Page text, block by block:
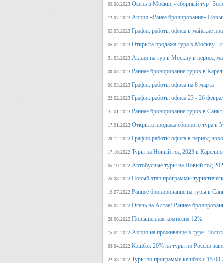
09.08.2023 Осень в Москве - сборный тур
12.07.2023 Акция «Ранее бронирование»
05.05.2023 График работы офиса в майские
06.04.2023 Открыта продажа тура в Москву -
31.03.2023 Акция на тур в Москву в период
09.03.2023 Раннее бронирование туров в
06.03.2023 График работы офиса на 8 марта
22.02.2023 График работы офиса 23 - 26
31.01.2023 Раннее бронирование туров в
17.01.2023 Открыта продажа сборного тура в
29.12.2022 График работы офиса в период
17.10.2022 Туры на Новый год 2023 в Карелию
05.10.2022 Автобусные туры на Новый год
25.08.2022 Новый этап программы
19.07.2022 Раннее бронирование на туры в
06.07.2022 Осень на Алтае! Раннее
28.06.2022 Повышенная комиссия 12%
15.04.2022 Акция на проживание в туре
08.04.2022 Кэшбэк 20% на туры по России
22.03.2022 Туры по программе кешбэк с